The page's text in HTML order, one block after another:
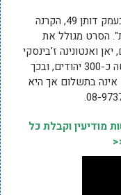
בשעה 21:15 תיערך בהיכל התרבות העירוני, בעמק דותן 49, הקרנה
הסרט מגולל את
ואנטונינה ז'בינסקי
מפולין, שהסתירו בגן החיות אותו ניהלו בוורשה כ-300 יהודים, ובכך
אינה בתשלום אך היא
מודיעין וקבלת כל